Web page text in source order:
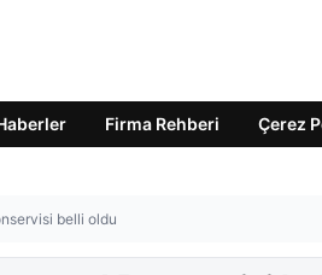
Firma Rehberi Çerez
belli oldu